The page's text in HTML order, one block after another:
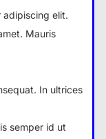
adipiscing elit.
Mauris
In ultrices
semper id ut